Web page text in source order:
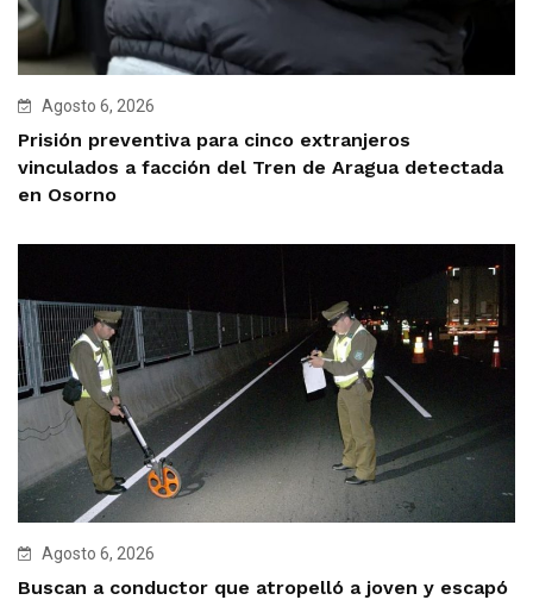
Agosto 6, 2026
Prisión preventiva para cinco extranjeros
vinculados a facción del Tren de Aragua detectada
en Osorno
Agosto 6, 2026
Buscan a conductor que atropelló a joven y escapó